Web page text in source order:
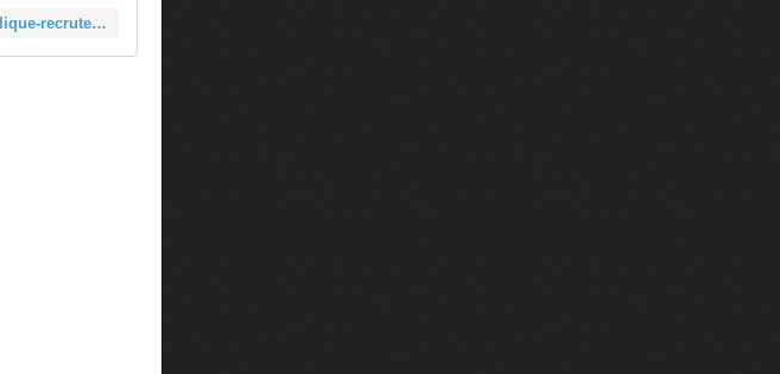
http://infos.emploipublic.fr/dossiers/devenir-fonctionnaire/la-fonction-publique-recrute/budget-2017-14-000-fonctionnaires-de-plus/apm-95273/